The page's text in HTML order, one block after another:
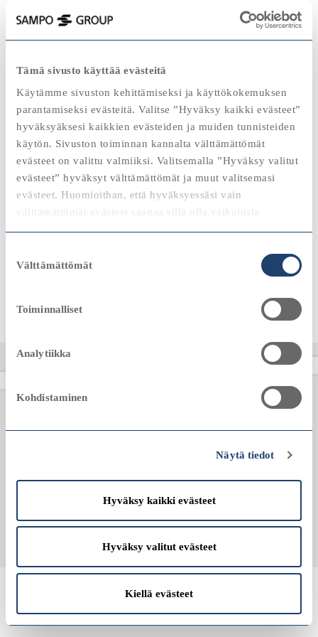
Tämä sivusto käyttää evästeitä
Käytämme sivuston kehittämiseksi ja käyttökokemuksen
parantamiseksi evästeitä. Valitse ”Hyväksy kaikki evästeet”
hyväksyäksesi kaikkien evästeiden ja muiden tunnisteiden
käytön. Sivuston toiminnan kannalta välttämättömät
evästeet on valittu valmiiksi. Valitsemalla ”Hyväksy valitut
evästeet” hyväksyt välttämättömät ja muut valitsemasi
evästeet. Huomioithan, että hyväksyessäsi vain
välttämättömät evästeet saattaa sillä olla vaikutusta
Voit aina muokata evästeasetuksiasi painamalla
valinta
Välttämättömät
Toiminnalliset
Analytiikka
Kohdistaminen
Näytä tiedot
Hyväksy kaikki evästeet
Hyväksy valitut evästeet
Kiellä evästeet
Ota yhteyttä
Sampo Oyj
Fabianinkatu 21
00130 Helsinki
Y-tunnus
0142213-3